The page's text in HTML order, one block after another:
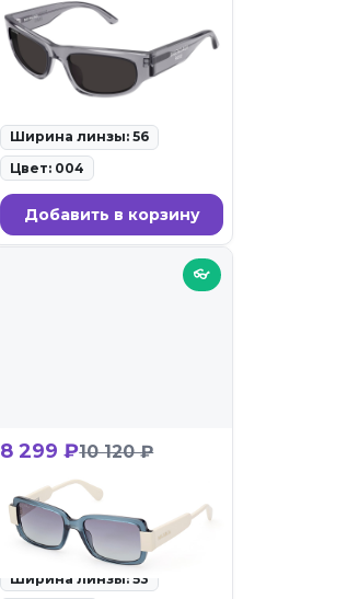
Balenciaga BB0388S
004
ID: 109556 • Солнцезащитные
очки • 27.02.26
Ширина линзы: 56
Цвет: 004
Добавить в корзину
👓
8 299 ₽10 120 ₽
Max&Co MO 0074 87W
ID: 102830 • Солнцезащитные
очки • 27.02.26
Ширина линзы: 53